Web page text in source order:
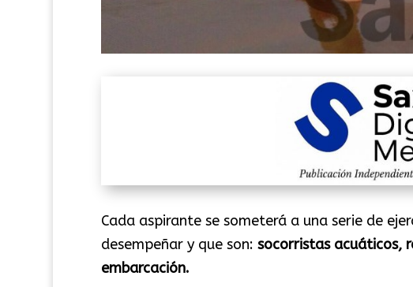
Cada aspirante se someterá a una serie de
desempeñar y que son: socorristas acuáticos,
embarcación.